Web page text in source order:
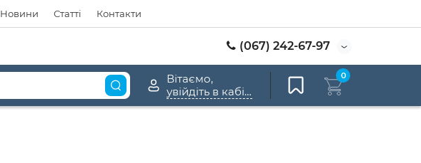
Новини Статті Контакти
(067) 242-67-97
Вітаємо,
увійдіть в кабінет
0